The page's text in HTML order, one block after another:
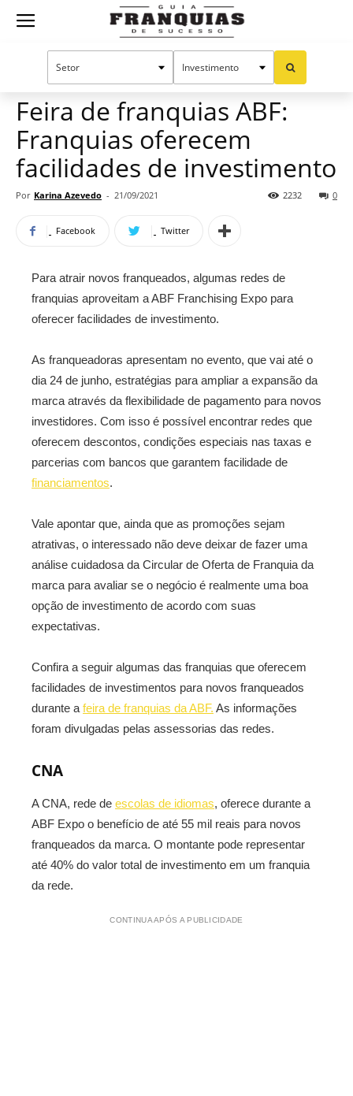
Guia
Mercado de franquias
Feira de franquias ABF:
Franquias oferecem
facilidades de investimento
Por Karina Azevedo - 21/09/2021 0
2232
Facebook Twitter
Para atrair novos franqueados, algumas redes de
franquias aproveitam a ABF Franchising Expo para
oferecer facilidades de investimento.
As franqueadoras apresentam no evento, que vai até o
dia 24 de junho, estratégias para ampliar a expansão da
marca através da flexibilidade de pagamento para novos
investidores. Com isso é possível encontrar redes que
oferecem descontos, condições especiais nas taxas e
parcerias com bancos que garantem facilidade de
financiamentos.
Vale apontar que, ainda que as promoções sejam
atrativas, o interessado não deve deixar de fazer uma
análise cuidadosa da Circular de Oferta de Franquia da
marca para avaliar se o negócio é realmente uma boa
opção de investimento de acordo com suas
expectativas.
Confira a seguir algumas das franquias que oferecem
facilidades de investimentos para novos franqueados
durante a feira de franquias da ABF. As informações
foram divulgadas pelas assessorias das redes.
CNA
A CNA, rede de escolas de idiomas, oferece durante a
ABF Expo o benefício de até 55 mil reais para novos
franqueados da marca. O montante pode representar
até 40% do valor total de investimento em um franquia
da rede.
CONTINUA APÓS A PUBLICIDADE